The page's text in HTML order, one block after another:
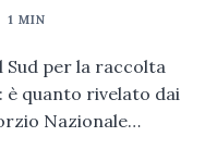
1 MIN
Sud per la raccolta
quanto rivelato dai
Nazionale…